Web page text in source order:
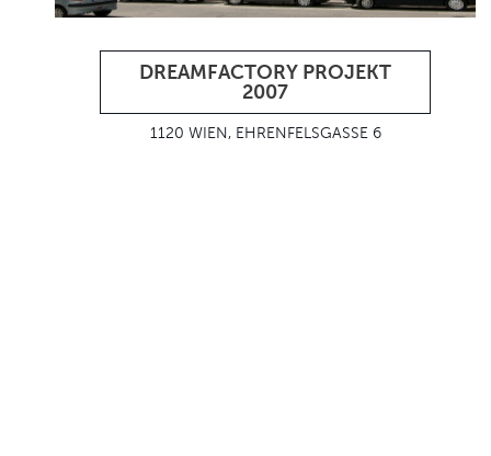
DREAMFACTORY PROJEKT
2007
1120 WIEN, EHRENFELSGASSE 6